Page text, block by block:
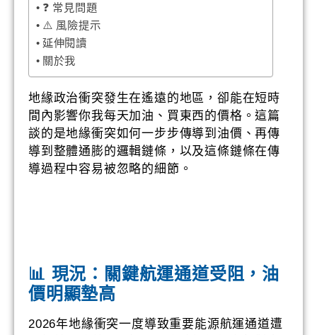
❓ 常見問題
⚠️ 風險提示
延伸閱讀
關於我
地緣政治衝突發生在遙遠的地區，卻能在短時
間內影響你我每天加油、買東西的價格。這篇
談的是地緣衝突如何一步步傳導到油價、再傳
導到整體通膨的邏輯鏈條，以及這條鏈條在傳
導過程中容易被忽略的細節。
📊 現況：關鍵航運通道受阻，油
價明顯墊高
2026年地緣衝突一度導致重要能源航運通道遭